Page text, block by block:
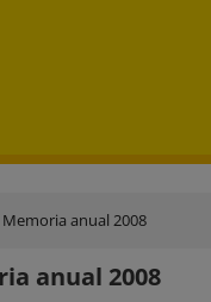
Memoria anual 2008
anual 2008